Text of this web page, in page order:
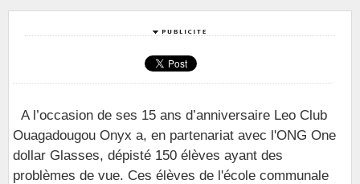
A l’occasion de ses 15 ans d’anniversaire Leo Club
Ouagadougou Onyx a, en partenariat avec l'ONG One
dollar Glasses, dépisté 150 élèves ayant des
problèmes de vue. Ces élèves de l'école communale